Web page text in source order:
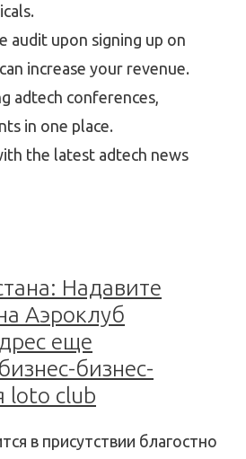
audit upon signing up on
increase your revenue.
adtech conferences,
in one place.
the latest adtech news
Надавите
Аэроклуб
еще
бизнес-
loto club
в присутствии благостно